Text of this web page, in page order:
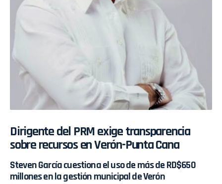
Dirigente del PRM exige transparencia
sobre recursos en Verón-Punta Cana
Steven García cuestiona el uso de más de RD$650
millones en la gestión municipal de Verón